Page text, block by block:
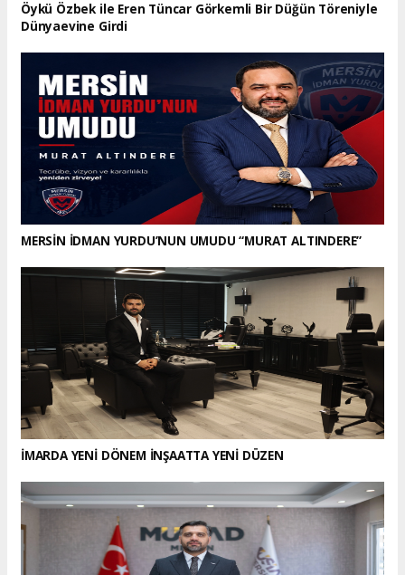
Öykü Özbek ile Eren Tüncar Görkemli Bir Düğün Töreniyle
Dünyaevine Girdi
MERSİN İDMAN YURDU’NUN UMUDU “MURAT ALTINDERE”
İMARDA YENİ DÖNEM İNŞAATTA YENİ DÜZEN